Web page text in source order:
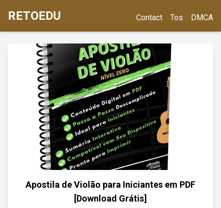
RETOEDU Contact Tos DMCA
Apostila de Violão para Iniciantes em PDF
[Download Grátis]